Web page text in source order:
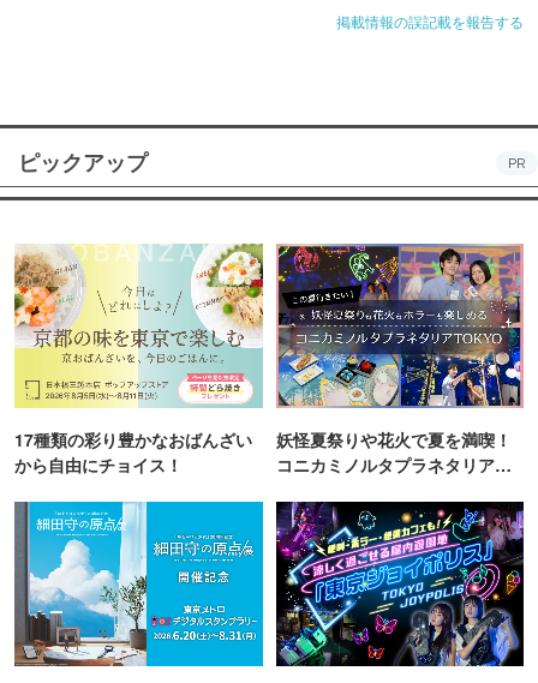
掲載情報の誤記載を報告する
ピックアップ PR
17種類の彩り豊かなおばんざい
から自由にチョイス！
妖怪夏祭りや花火で夏を満喫！
コニカミノルタプラネタリア